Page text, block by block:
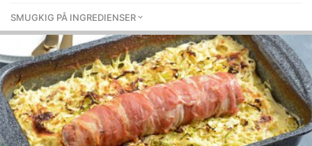
SMUGKIG PÅ INGREDIENSER